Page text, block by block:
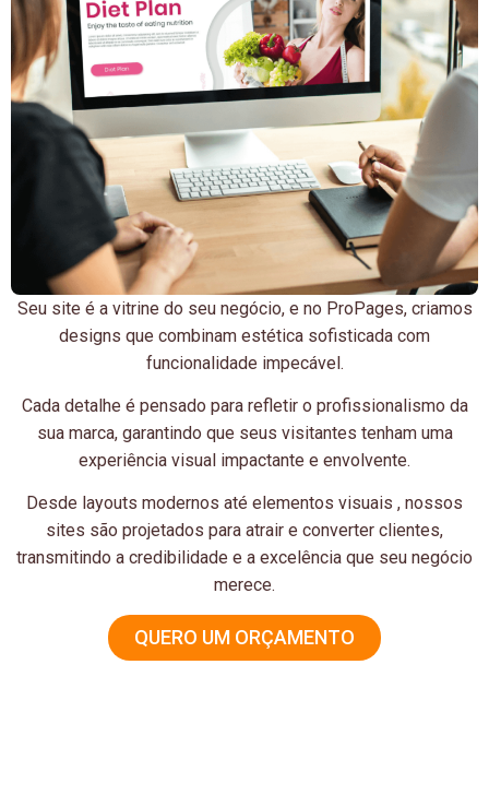
Seu site é a vitrine do seu negócio, e no ProPages, criamos
designs que combinam estética sofisticada com
funcionalidade impecável.
Cada detalhe é pensado para refletir o profissionalismo da
sua marca, garantindo que seus visitantes tenham uma
experiência visual impactante e envolvente.
Desde layouts modernos até elementos visuais , nossos
sites são projetados para atrair e converter clientes,
transmitindo a credibilidade e a excelência que seu negócio
merece.
QUERO UM ORÇAMENTO